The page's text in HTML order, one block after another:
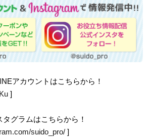
アカウントはこちらから！
]
グラムはこちらから！
suido_pro/ ]